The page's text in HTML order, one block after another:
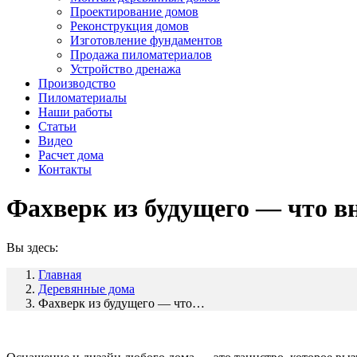
Проектирование домов
Реконструкция домов
Изготовление фундаментов
Продажа пиломатериалов
Устройство дренажа
Производство
Пиломатериалы
Наши работы
Статьи
Видео
Расчет дома
Контакты
Фахверк из будущего — что
Вы здесь:
Главная
Деревянные дома
Фахверк из будущего — что…